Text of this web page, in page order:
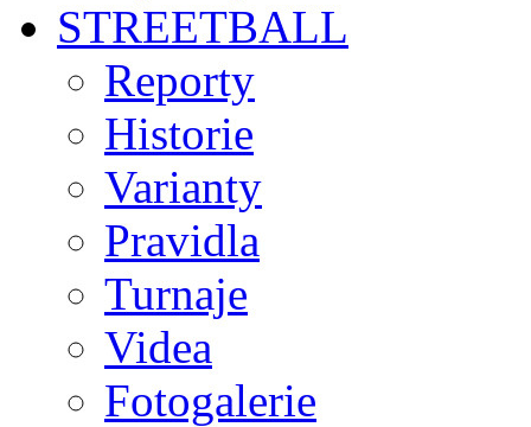
STREETBALL
Reporty
Historie
Varianty
Pravidla
Turnaje
Videa
Fotogalerie